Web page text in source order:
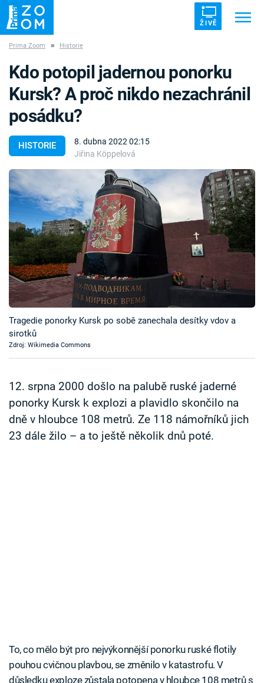
ŽIVĚ
ZÁHADY VETŘELCI DÁVNOVĚKU
Témata
Témata
Pořady
TV Program
Časopis
Sledujte prima+
Přihlášení
Sledujte nás
Prima Zoom ■ Historie
HISTORIE
8. dubna 2022 02:15
Jiřina Köppelová
Kdo potopil jadernou ponorku
Kursk? A proč nikdo nezachránil
posádku?
Tragedie ponorky Kursk po sobě zanechala desítky vdov a
sirotků
Zdroj: Wikimedia Commons
12. srpna 2000 došlo na palubě ruské jaderné
ponorky Kursk k explozi a plavidlo skončilo na
dně v hloubce 108 metrů. Ze 118 námořníků jich
23 dále žilo – a to ještě několik dnů poté.
To, co mělo být pro nejvýkonnější ponorku ruské flotily
pouhou cvičnou plavbou, se změnilo v katastrofu. V
důsledku exploze zůstala potopena v hloubce 108 metrů s